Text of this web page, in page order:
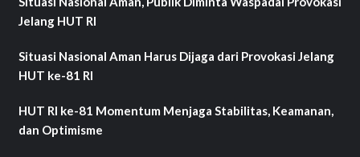
Jelang HUT RI
Situasi Nasional Aman Harus Dijaga dari Provokasi Jelang
HUT ke-81 RI
HUT RI ke-81 Momentum Menjaga Stabilitas, Keamanan,
dan Optimisme